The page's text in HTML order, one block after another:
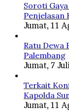
Soroti
Penjelasan
Jumat, 11
Ratu Dewa
Palembang
Jumat, 7
Terkait
Kapolda
Jumat, 11